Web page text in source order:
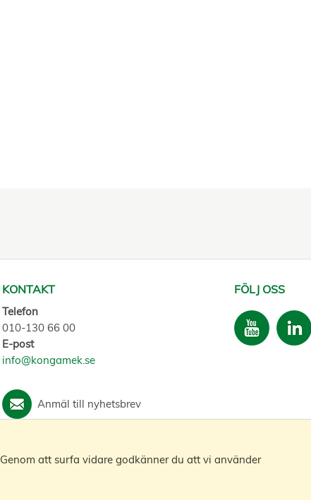
att surfa vidare godkänner du att vi använder
KONTAKT
Telefon
010-130 66 00
E-post
info@kongamek.se
Anmäl till nyhetsbrev
FÖLJ OSS